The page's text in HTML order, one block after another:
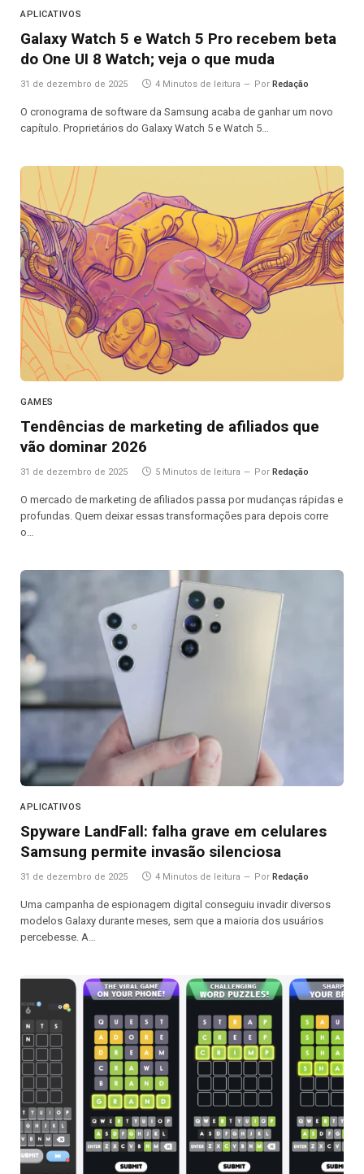
APLICATIVOS
Galaxy Watch 5 e Watch 5 Pro recebem beta
do One UI 8 Watch; veja o que muda
31 de dezembro de 2025 4 Minutos de leitura Por Redação
O cronograma de software da Samsung acaba de ganhar um novo
capítulo. Proprietários do Galaxy Watch 5 e Watch 5…
GAMES
Tendências de marketing de afiliados que
vão dominar 2026
31 de dezembro de 2025 5 Minutos de leitura Por Redação
O mercado de marketing de afiliados passa por mudanças rápidas e
profundas. Quem deixar essas transformações para depois corre
o…
APLICATIVOS
Spyware LandFall: falha grave em celulares
Samsung permite invasão silenciosa
31 de dezembro de 2025 4 Minutos de leitura Por Redação
Uma campanha de espionagem digital conseguiu invadir diversos
modelos Galaxy durante meses, sem que a maioria dos usuários
percebesse. A…